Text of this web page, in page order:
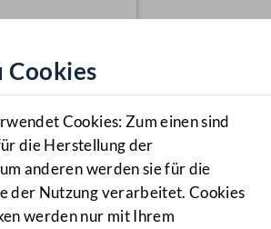
öffnen
Cookies
Cookies: Zum einen sind
die Herstellung der
anderen werden sie für die
der Nutzung verarbeitet. Cookies
werden nur mit Ihrem
Verfahren